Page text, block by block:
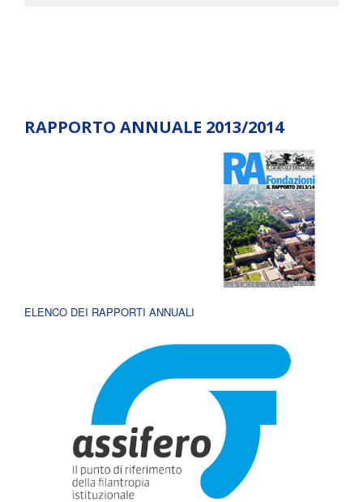
RAPPORTO ANNUALE 2013/2014
ELENCO DEI RAPPORTI ANNUALI